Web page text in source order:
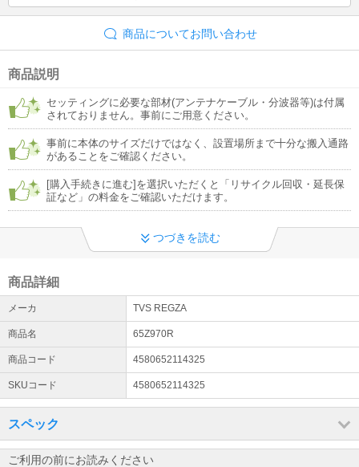
商品についてお問い合わせ
商品説明
セッティングに必要な部材(アンテナケーブル・分波器等)は付属
されておりません。事前にご用意ください。
事前に本体のサイズだけではなく、設置場所まで十分な搬入通路
があることをご確認ください。
[購入手続きに進む]を選択いただくと「リサイクル回収・延長保
証など」の料金をご確認いただけます。
つづきを読む
商品詳細
メーカ TVS REGZA
商品名 65Z970R
商品コード 4580652114325
SKUコード 4580652114325
スペック
ご利用の前にお読みください